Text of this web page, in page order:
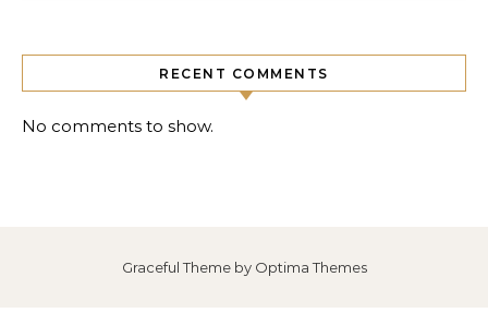
RECENT COMMENTS
No comments to show.
Graceful Theme by Optima Themes